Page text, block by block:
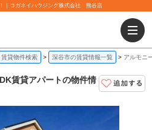
｜コガネイハウジング株式会社 熊谷店
賃貸物件検索 深谷市の賃貸情報一覧 アルモニ
賃貸アパートの物件情